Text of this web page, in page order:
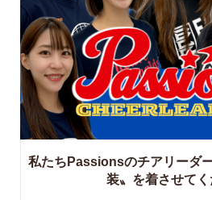
私たちPassionsのチアリーダ
装〟を着させてく